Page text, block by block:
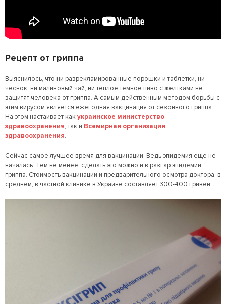
Рецепт от гриппа
Выяснилось, что ни разрекламированные порошки и таблетки, ни
чеснок, ни малиновый чай, ни теплое темное пиво с желтками не
защитят человека от гриппа. А самым действенным методом борьбы с
этим вирусом является ежегодная вакцинация от сезонного гриппа.
На этом настаивает какукраинское министерство
здравоохранения, так и Всемирная организация
здравоохранения.
Сейчас самое лучшее время для вакцинации. Ведь эпидемия еще не
началась. Тем не менее, сделать это можно и в разгар эпидемии
гриппа. Стоимость вакцинации и предварительного осмотра доктора, в
среднем, в частной клинике в Украине составляет 300-400 гривен.